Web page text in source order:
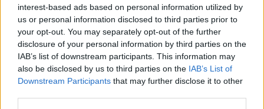
interest-based ads based on personal information utilized by
us or personal information disclosed to third parties prior to
your opt-out. You may separately opt-out of the further
disclosure of your personal information by third parties on the
IAB’s list of downstream participants. This information may
also be disclosed by us to third parties on the IAB’s List of
Downstream Participants that may further disclose it to other